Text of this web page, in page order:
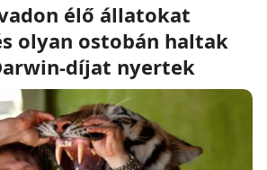
élő állatokat
olyan ostobán haltak
díjat nyertek